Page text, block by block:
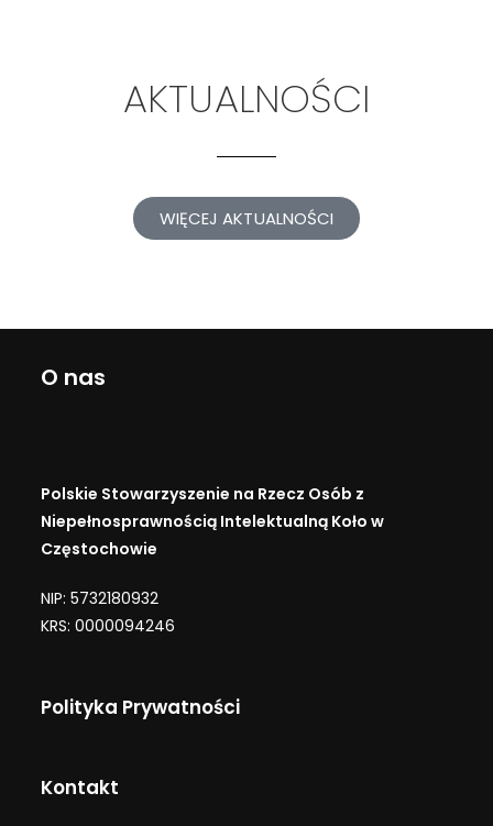
AKTUALNOŚCI
WIĘCEJ AKTUALNOŚCI
O nas
Polskie Stowarzyszenie na Rzecz Osób z
Niepełnosprawnością Intelektualną Koło w
Częstochowie
NIP: 5732180932
KRS: 0000094246
Polityka Prywatności
Kontakt